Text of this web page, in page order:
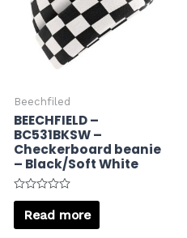
Beechfiled
BEECHFIELD –
BC531BKSW –
Checkerboard beanie
– Black/Soft White
Rated
out
of
Read more